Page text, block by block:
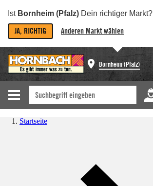
Ist Bornheim (Pfalz) Dein richtiger Markt?
JA, RICHTIG Anderen Markt wählen
Bornheim (Pfalz)
Startseite